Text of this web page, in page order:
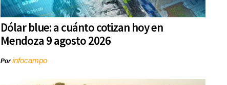
Dólar blue: a cuánto cotizan hoy en
Mendoza 9 agosto 2026
Porinfocampo